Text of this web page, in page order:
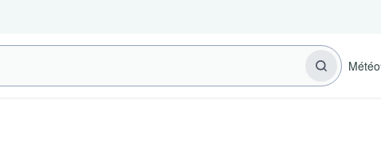
Météo